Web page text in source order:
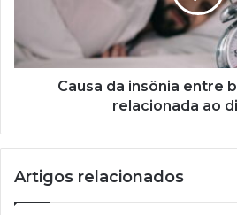
relacionada
ao
dinheiro
Causa da insônia entre
relacionada ao
Artigos relacionados